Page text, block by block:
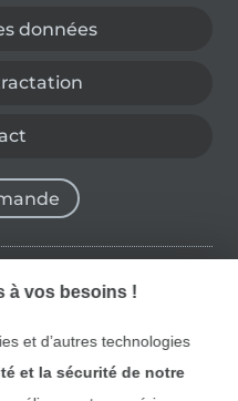
données
d’idées
à vos besoins !
et d’autres technologies
et la sécurité de notre